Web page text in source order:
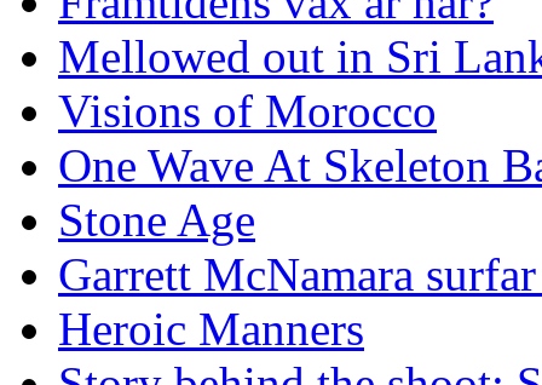
Mellowed out in Sri
Visions of Morocco
One Wave At Skeleton
Stone Age
Garrett McNamara
Heroic Manners